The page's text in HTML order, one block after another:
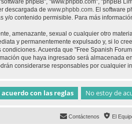
descargada de www.phpbb.com . El software
o contenido permisible. Para más
amenazante, sexual o cualquier otro
y permanentemente expulsado y, si lo
Acuerda que "Free Spanish
que haya ingresado será almacenada
considerarse responsables por cualquier
El
Contáctenos